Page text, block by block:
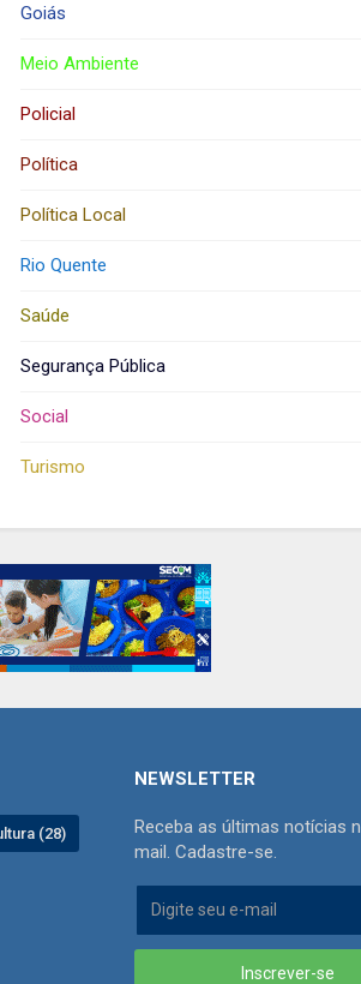
Goiás
Meio Ambiente
Policial
Política
Política Local
Rio Quente
Saúde
Segurança Pública
Social
Turismo
(28)
NEWSLETTER
Receba as últimas notícias
mail. Cadastre-se.
Inscrever-se